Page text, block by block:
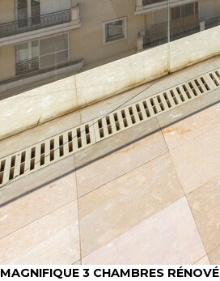
MAGNIFIQUE 3 CHAMBRES RÉNOVÉ